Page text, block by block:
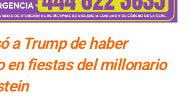
a Trump de haber
en fiestas del millonario